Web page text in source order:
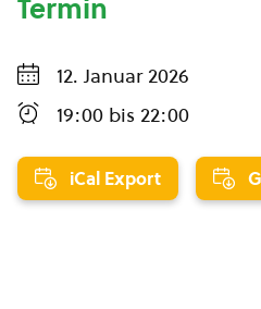
Termin
12. Januar 2026
19:00 bis 22:00
iCal Export